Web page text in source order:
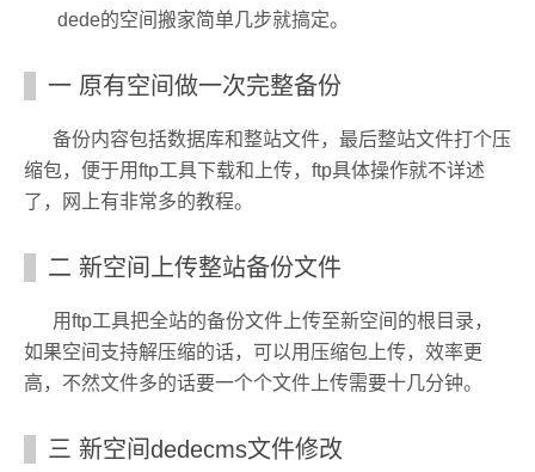
dede的空间搬家简单几步就搞定。
一 原有空间做一次完整备份
备份内容包括数据库和整站文件，最后整站文件打个压
缩包，便于用ftp工具下载和上传，ftp具体操作就不详述
了，网上有非常多的教程。
二 新空间上传整站备份文件
用ftp工具把全站的备份文件上传至新空间的根目录，
如果空间支持解压缩的话，可以用压缩包上传，效率更
高，不然文件多的话要一个个文件上传需要十几分钟。
三 新空间dedecms文件修改